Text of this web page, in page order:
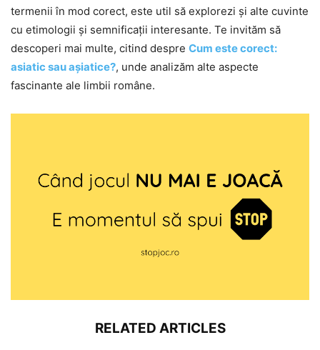
termenii în mod corect, este util să explorezi și alte cuvinte
cu etimologii și semnificații interesante. Te invităm să
descoperi mai multe, citind despre Cum este corect:
asiatic sau așiatice?, unde analizăm alte aspecte
fascinante ale limbii române.
RELATED ARTICLES